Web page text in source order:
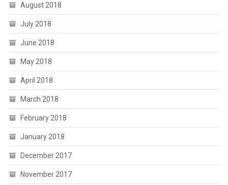
August 2018
July 2018
June 2018
May 2018
April 2018
March 2018
February 2018
January 2018
December 2017
November 2017